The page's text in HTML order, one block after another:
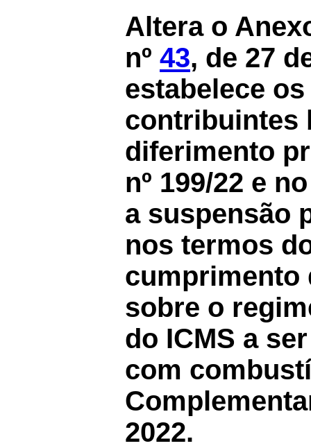
Altera o
nº 43, de 27
estabelece
contribuintes
diferimento
nº 199/22 e
a suspensão
nos termos
cumprimento
sobre o
do ICMS a
com
2022.